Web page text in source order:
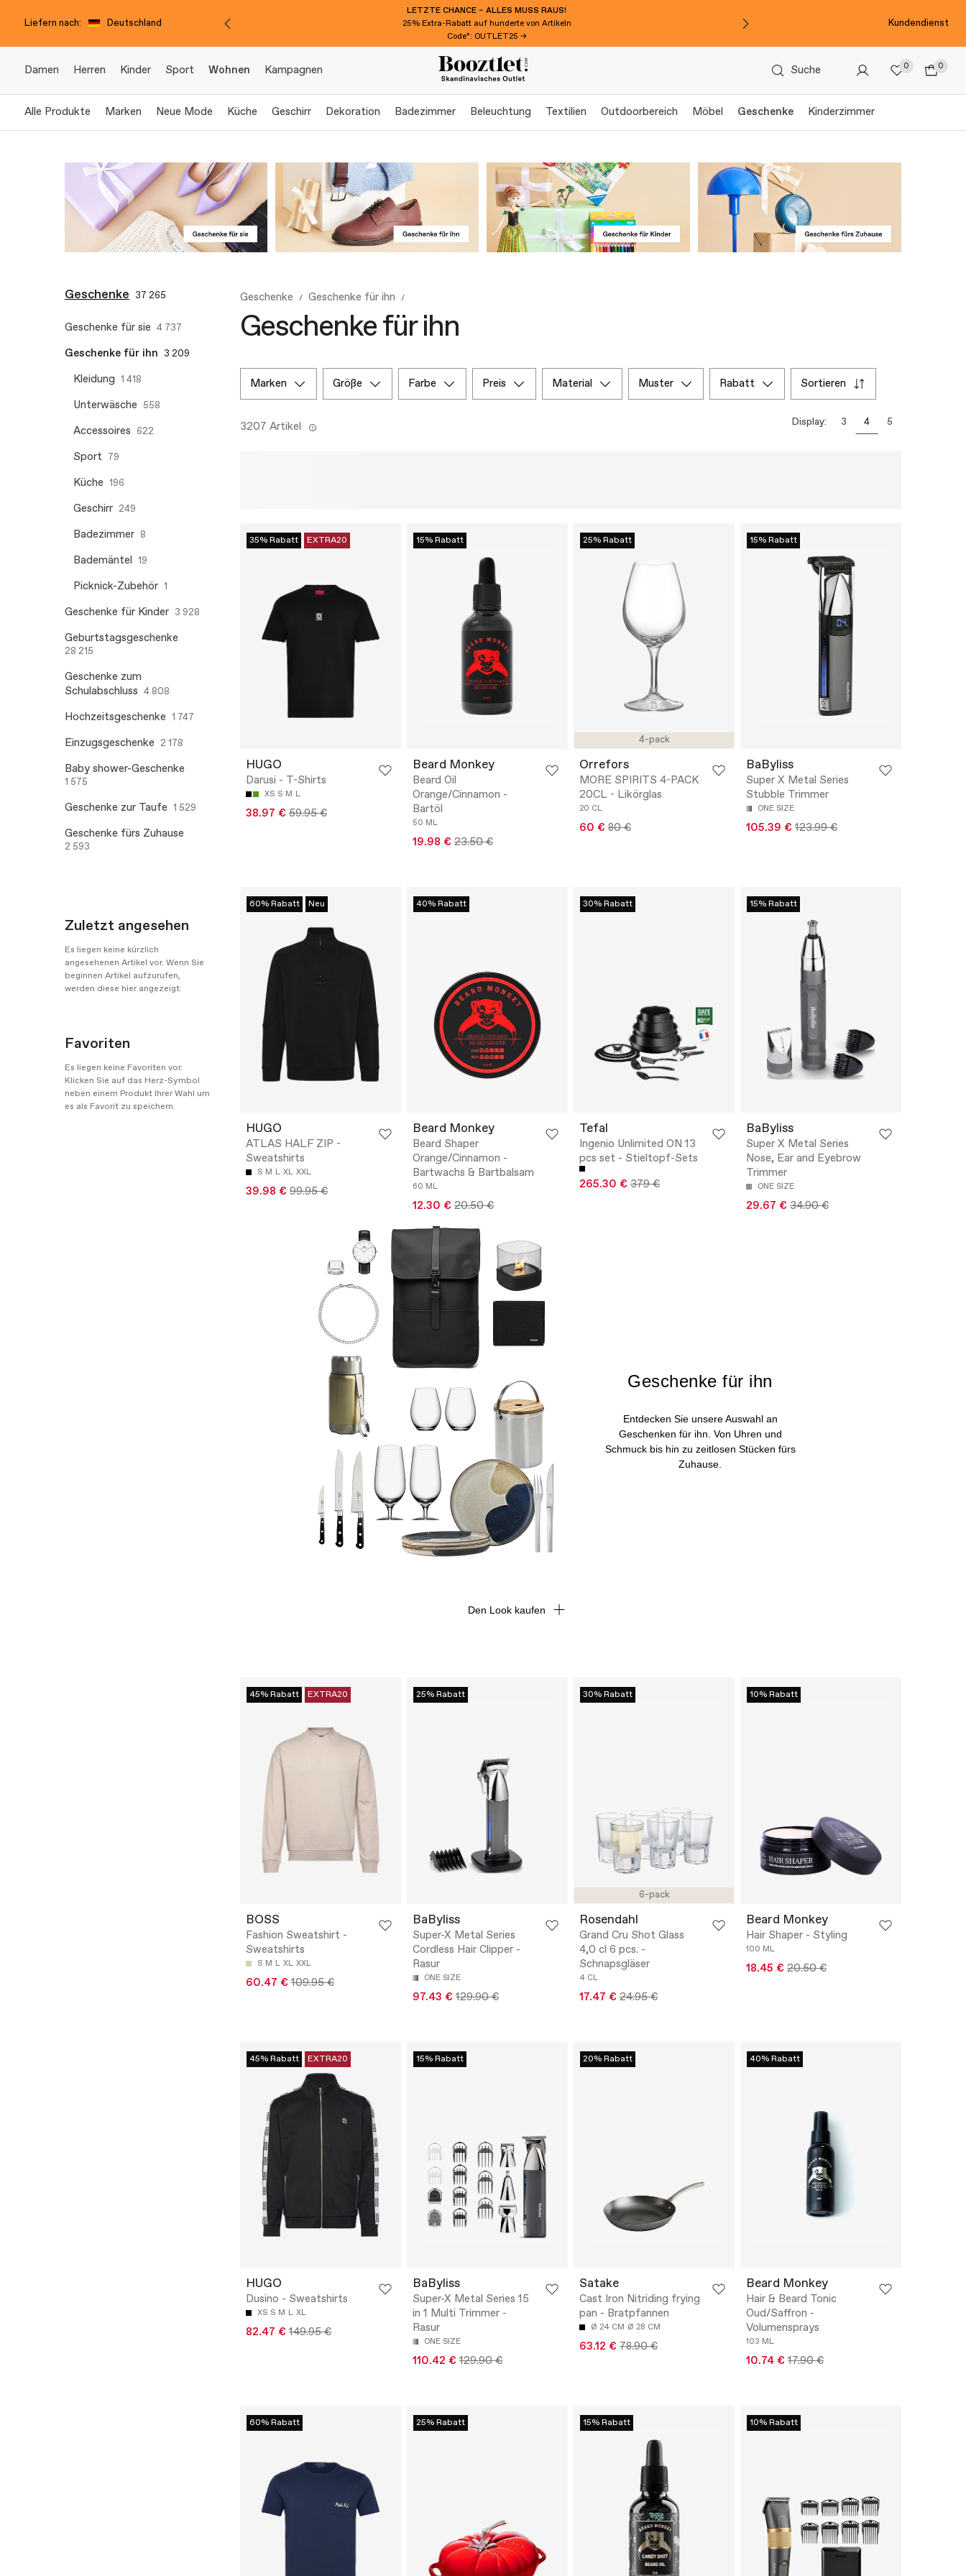
Liefern nach: Deutschland
LETZTE CHANCE – ALLES MUSS RAUS!
25% Extra-Rabatt auf hunderte von Artikeln
Code*: OUTLET25 →
Kundendienst
Damen Herren Kinder Sport Wohnen Kampagnen Suche 0 0
Alle Produkte Marken Neue Mode Küche Geschirr Dekoration Badezimmer Beleuchtung Textilien Outdoorbereich Möbel Geschenke Kinderzimmer
Geschenke 37 265
Geschenke für sie 4 737
Geschenke für ihn 3 209
Kleidung 1 418
Unterwäsche 558
Accessoires 622
Sport 79
Küche 196
Geschirr 249
Badezimmer 8
Bademäntel 19
Picknick-Zubehör 1
Geschenke für Kinder 3 928
Geburtstagsgeschenke
28 215
Geschenke zum
Schulabschluss 4 808
Hochzeitsgeschenke 1 747
Einzugsgeschenke 2 178
Baby shower-Geschenke
1 575
Geschenke zur Taufe 1 529
Geschenke fürs Zuhause
2 593
Zuletzt angesehen
Es liegen keine kürzlich
angesehenen Artikel vor. Wenn Sie
beginnen Artikel aufzurufen,
werden diese hier angezeigt.
Favoriten
Es liegen keine Favoriten vor.
Klicken Sie auf das Herz-Symbol
neben einem Produkt Ihrer Wahl um
es als Favorit zu speichern.
Geschenke Geschenke für ihn
Geschenke für ihn
marken größe farbe preis material muster rabatt sortieren
3207 Artikel Display: 3 4 5
35% Rabatt EXTRA20
HUGO
Darusi - T-Shirts
XS S M L
38.97 € 59.95 €
15% Rabatt
Beard Monkey
Beard Oil
Orange/Cinnamon -
Bartöl
50 ML
19.98 € 23.50 €
4-pack
25% Rabatt
Orrefors
MORE SPIRITS 4-PACK
20CL - Likörglas
20 CL
60 € 80 €
15% Rabatt
BaByliss
Super X Metal Series
Stubble Trimmer
ONE SIZE
105.39 € 123.99 €
60% Rabatt Neu
HUGO
ATLAS HALF ZIP -
Sweatshirts
S M L XL XXL
39.98 € 99.95 €
40% Rabatt
Beard Monkey
Beard Shaper
Orange/Cinnamon -
Bartwachs & Bartbalsam
60 ML
12.30 € 20.50 €
30% Rabatt
Tefal
Ingenio Unlimited ON 13
pcs set - Stieltopf-Sets
265.30 € 379 €
15% Rabatt
BaByliss
Super X Metal Series
Nose, Ear and Eyebrow
Trimmer
ONE SIZE
29.67 € 34.90 €
45% Rabatt EXTRA20
BOSS
Fashion Sweatshirt -
Sweatshirts
S M L XL XXL
60.47 € 109.95 €
25% Rabatt
BaByliss
Super-X Metal Series
Cordless Hair Clipper -
Rasur
ONE SIZE
97.43 € 129.90 €
6-pack
30% Rabatt
Rosendahl
Grand Cru Shot Glass
4,0 cl 6 pcs. -
Schnapsgläser
4 CL
17.47 € 24.95 €
10% Rabatt
Beard Monkey
Hair Shaper - Styling
100 ML
18.45 € 20.50 €
45% Rabatt EXTRA20
HUGO
Dusino - Sweatshirts
XS S M L XL
82.47 € 149.95 €
15% Rabatt
BaByliss
Super-X Metal Series 15
in 1 Multi Trimmer -
Rasur
ONE SIZE
110.42 € 129.90 €
20% Rabatt
Satake
Cast Iron Nitriding frying
pan - Bratpfannen
Ø 24 CM Ø 28 CM
63.12 € 78.90 €
40% Rabatt
Beard Monkey
Hair & Beard Tonic
Oud/Saffron -
Volumensprays
103 ML
10.74 € 17.90 €
60% Rabatt 25% Rabatt 15% Rabatt 10% Rabatt
Den Look kaufen
Geschenke für ihn
Entdecken Sie unsere Auswahl an
Geschenken für ihn. Von Uhren und
Schmuck bis hin zu zeitlosen Stücken fürs
Zuhause.